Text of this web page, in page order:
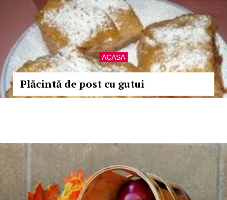
ACASA
Plăcintă de post cu gutui